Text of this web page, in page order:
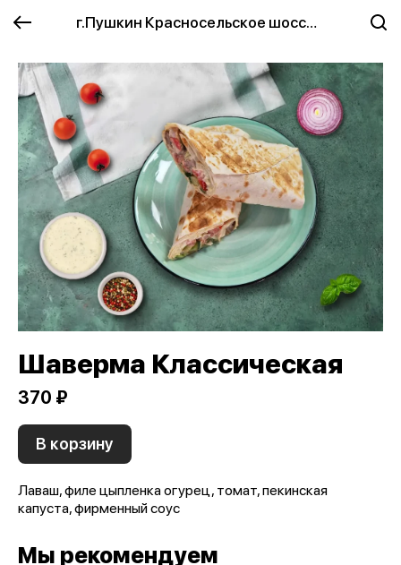
г.Пушкин Красносельское шоссе 2
Шаверма Классическая
370 ₽
В корзину
Лаваш, филе цыпленка огурец, томат, пекинская
капуста, фирменный соус
Мы рекомендуем